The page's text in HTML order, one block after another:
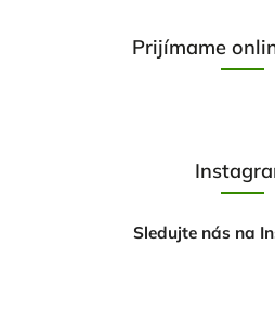
Prijímame
Sledujte nás na